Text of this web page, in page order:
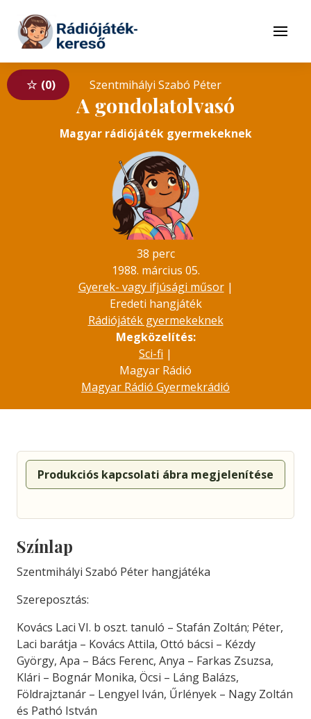
Tovább a tartalomhoz
Menü
0 Szentmihályi Szabó Péter
A gondolatolvasó
Magyar rádiójáték gyermekeknek
38 perc
1988. március 05.
Gyerek- vagy ifjúsági műsor|
Eredeti hangjáték
Rádiójáték gyermekeknek
Megközelítés:
Sci-fi |
Magyar Rádió
Magyar Rádió Gyermekrádió
Produkciós kapcsolati ábra megjelenítése
Színlap
Szentmihályi Szabó Péter hangjátéka
Szereposztás:
Kovács Laci VI. b oszt. tanuló – Stafán Zoltán; Péter,
Laci barátja – Kovács Attila, Ottó bácsi – Kézdy
György, Apa – Bács Ferenc, Anya – Farkas Zsuzsa,
Klári – Bognár Monika, Öcsi – Láng Balázs,
Földrajztanár – Lengyel Iván, Űrlények – Nagy Zoltán
és Pathó István